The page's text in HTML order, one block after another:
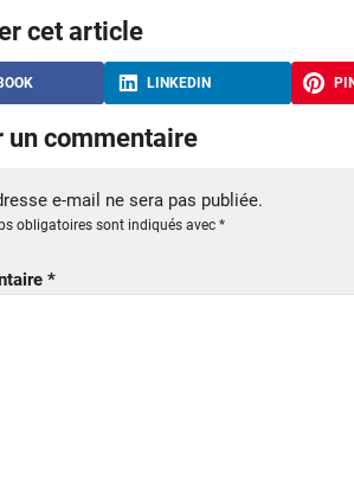
cet article
LINKEDIN
un commentaire
e-mail ne sera pas publiée.
obligatoires sont indiqués avec *
*